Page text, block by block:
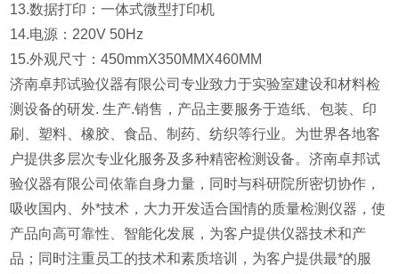
13.数据打印：一体式微型打印机
14.电源：220V 50Hz
15.外观尺寸：450mmX350MMX460MM
济南卓邦试验仪器有限公司专业致力于实验室建设和材料检
测设备的研发. 生产.销售，产品主要服务于造纸、包装、印
刷、塑料、橡胶、食品、制药、纺织等行业。为世界各地客
户提供多层次专业化服务及多种精密检测设备。济南卓邦试
验仪器有限公司依靠自身力量，同时与科研院所密切协作，
吸收国内、外*技术，大力开发适合国情的质量检测仪器，使
产品向高可靠性、智能化发展，为客户提供仪器技术和产
品；同时注重员工的技术和素质培训，为客户提供最*的服